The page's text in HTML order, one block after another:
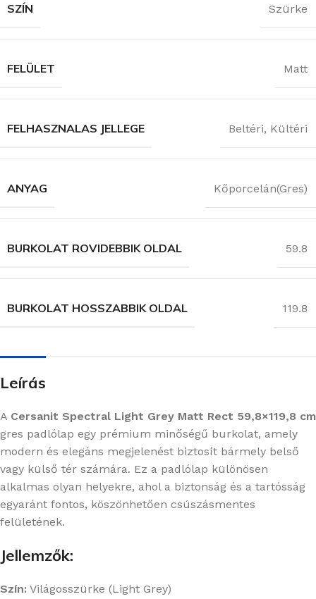
SZÍN Szürke
FELÜLET Matt
FELHASZNALAS JELLEGE Beltéri, Kültéri
ANYAG Kőporcelán(Gres)
BURKOLAT ROVIDEBBIK OLDAL 59.8
BURKOLAT HOSSZABBIK OLDAL 119.8
Leírás
A Cersanit Spectral Light Grey Matt Rect 59,8×119,8 cm
gres padlólap egy prémium minőségű burkolat, amely
modern és elegáns megjelenést biztosít bármely belső
vagy külső tér számára. Ez a padlólap különösen
alkalmas olyan helyekre, ahol a biztonság és a tartósság
egyaránt fontos, köszönhetően csúszásmentes
felületének.
Jellemzők:
Szín: Világosszürke (Light Grey)